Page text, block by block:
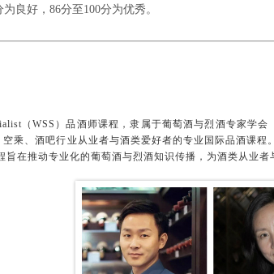
良好，86分至100分为优秀。
（WSS）品酒师课程，隶属于葡萄酒与烈酒专家学
乘、酒吧行业从业者与酒类爱好者的专业国际品酒课
旨在推动专业化的葡萄酒与烈酒知识传播，为酒类从业